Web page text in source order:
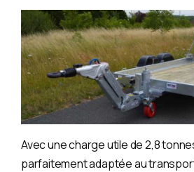
Avec une charge utile de 2,8
parfaitement adaptée au